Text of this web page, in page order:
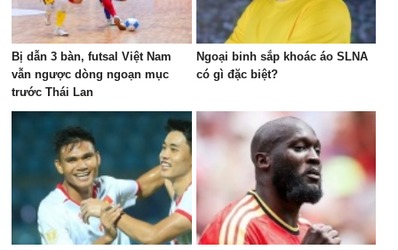
Bị dẫn 3 bàn, futsal Việt Nam
vẫn ngược dòng ngoạn mục
trước Thái Lan
Ngoại binh sắp khoác áo SLNA
có gì đặc biệt?